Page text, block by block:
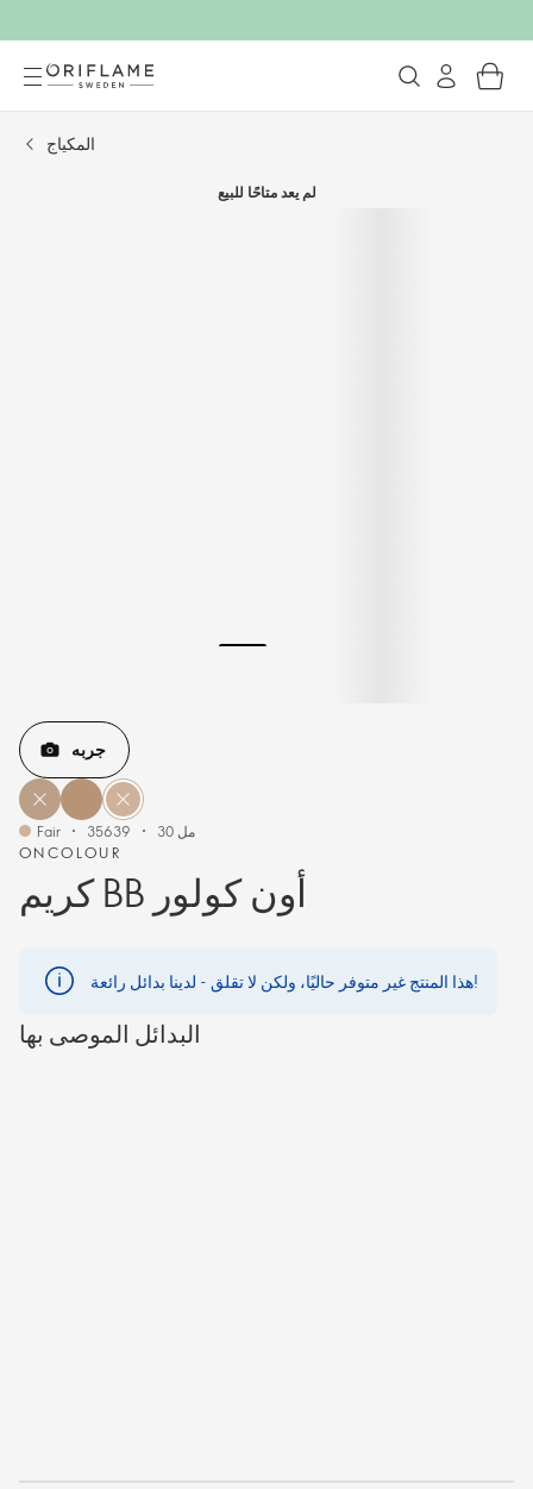
المكياج
لم يعد متاحًا للبيع
ONCOLOUR
كريم BB أون كولور
جربه
Fair 35639 30 مل
هذا المنتج غير متوفر حاليًا، ولكن لا تقلق - لدينا بدائل رائعة!
البدائل الموصى بها